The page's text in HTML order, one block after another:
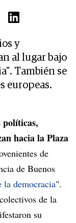
y
al lugar bajo
También se
europeas.
políticas,
hacia la Plaza
de
de Buenos
la democracia".
de la
su